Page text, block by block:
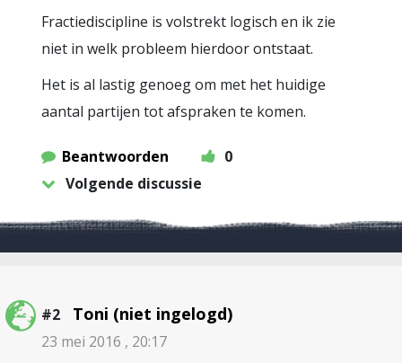
Fractiediscipline is volstrekt logisch en ik zie
niet in welk probleem hierdoor ontstaat.
Het is al lastig genoeg om met het huidige
aantal partijen tot afspraken te komen.
Beantwoorden
0
Volgende discussie
#2 Toni (niet ingelogd)
23 mei 2016 , 20:17